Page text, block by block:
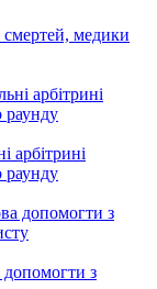
медики
арбітрині
раунду
допомогти з